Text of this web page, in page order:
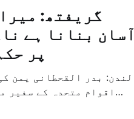
گریفتھ:
آسان بنانا ہے
پر
لندن: بدر القحطانی یمن
اقوام متحدہ کے سفیر